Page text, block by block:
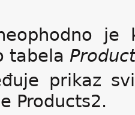
tabela
prikaz
Products2.